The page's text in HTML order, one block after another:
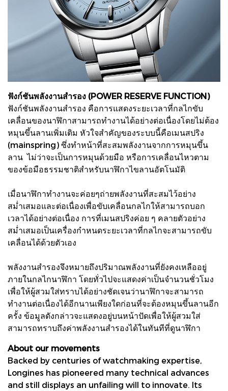
ฟังก์ชันพลังงานสำรอง (POWER RESERVE FUNCTION)
ฟังก์ชันพลังงานสำรอง คือการแสดงระยะเวลาที่กลไกขับ
เคลื่อนของนาฬิกาสามารถทำงานได้อย่างต่อเนื่องโดยไม่ต้อง
หมุนขึ้นลานเพิ่มเติม หัวใจสำคัญของระบบนี้คือเมนสปริง
(mainspring) ซึ่งทำหน้าที่สะสมพลังงานจากการหมุนขึ้น
ลาน ไม่ว่าจะเป็นการหมุนด้วยมือ หรือการเคลื่อนไหวตาม
ของข้อมือธรรมชาติสำหรับนาฬิกาไขลานอัตโนมัติ
เมื่อนาฬิกาทำงานจะค่อยๆถ่ายพลังงานที่สะสมไว้อย่าง
สม่ำเสมอและต่อเนื่องเพื่อขับเคลื่อนกลไกให้สามารถบอก
เวลาได้อย่างต่อเนื่อง การที่เมนสปริงค่อย ๆ คลายตัวอย่าง
สม่ำเสมอเป็นเครื่องกำหนดระยะเวลาที่กลไกจะสามารถขับ
เคลื่อนได้ด้วยตัวเอง
พลังงานสำรองจึงหมายถึงปริมาณพลังงานที่ยังคงเหลืออยู่
ภายในกลไกนาฬิกา โดยทั่วไปจะแสดงค่าเป็นจำนวนชั่วโมง
เพื่อให้ผู้สวมใส่ทราบได้อย่างชัดเจนว่านาฬิกาจะสามารถ
ทำงานต่อเนื่องได้อีกนานเพียงใดก่อนที่จะต้องหมุนขึ้นลานอีก
ครั้ง ข้อมูลดังกล่าวจะแสดงอยู่บนหน้าปัดเพื่อให้ผู้สวมใส่
สามารถทราบถึงค่าพลังงานสำรองได้ในทันทีที่ดูนาฬิกา
About our movements
Backed by centuries of watchmaking expertise,
Longines has pioneered many technical advances
and still displays an unfailing will to innovate. Its